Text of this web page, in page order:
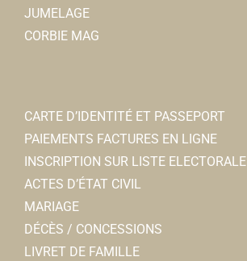
JUMELAGE
CORBIE MAG
CARTE D’IDENTITÉ ET PASSEPORT
PAIEMENTS FACTURES EN LIGNE
INSCRIPTION SUR LISTE ELECTORALE
ACTES D’ÉTAT CIVIL
MARIAGE
DÉCÈS / CONCESSIONS
LIVRET DE FAMILLE